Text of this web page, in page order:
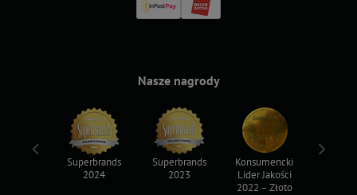
Nasze nagrody
Superbrands
2024
Superbrands
2023
Konsumencki
Lider Jakości
2022 – Złoto